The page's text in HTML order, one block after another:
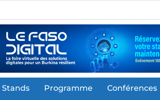
Stands Programme Conférences